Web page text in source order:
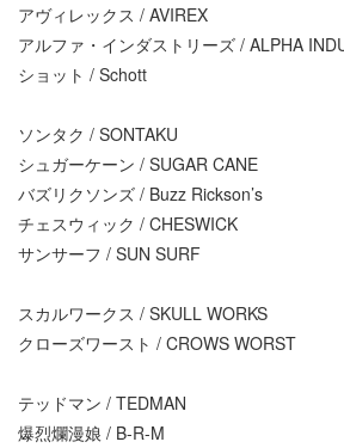
アヴィレックス / AVIREX
アルファ・インダストリーズ / ALPHA
ショット / Schott
ソンタク / SONTAKU
シュガーケーン / SUGAR CANE
バズリクソンズ / Buzz Rickson’s
チェスウィック / CHESWICK
サンサーフ / SUN SURF
スカルワークス / SKULL WORKS
クローズワースト / CROWS WORST
テッドマン / TEDMAN
爆烈爛漫娘 / B-R-M